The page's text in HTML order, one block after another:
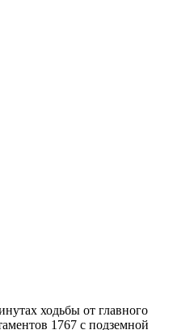
ходьбы от главного
1767 с подземной